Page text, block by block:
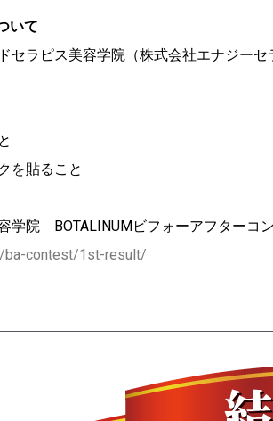
いて
セラピス美容学院（株式会社エナジー
を貼ること
学院 BOTALINUMビフォーアフターコ
ba-contest/1st-result/